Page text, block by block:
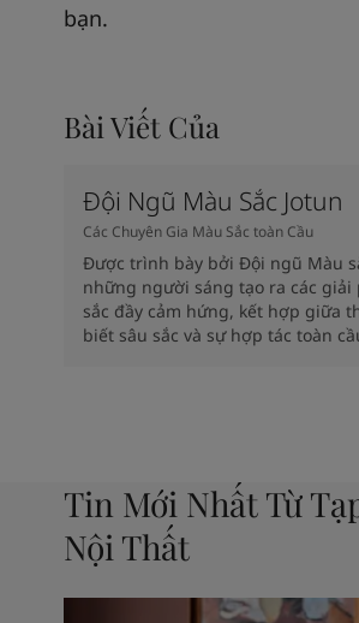
bạn.
Bài Viết Của
Đội Ngũ Màu Sắc Jotun
Các Chuyên Gia Màu Sắc toàn Cầu
Được trình bày bởi Đội ngũ Màu
những người sáng tạo ra các giải
sắc đầy cảm hứng, kết hợp giữa
biết sâu sắc và sự hợp tác toàn
Tin Mới Nhất Từ
Nội Thất